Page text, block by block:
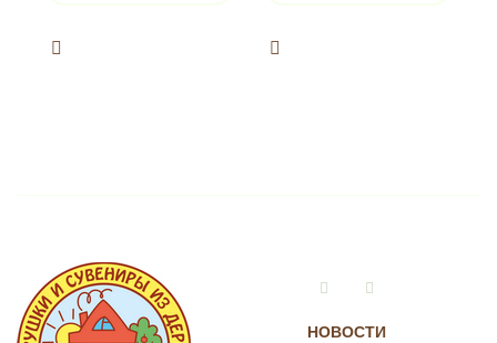
НОВОСТИ
VkontakteInstagram